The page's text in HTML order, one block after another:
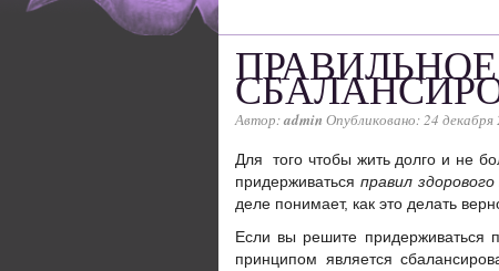
Автор:admin Опубликовано: 24 декабря
Для того чтобы жить долго и не
придерживаться правил
деле понимает, как это делать
Если вы решите придерживаться
принципом является